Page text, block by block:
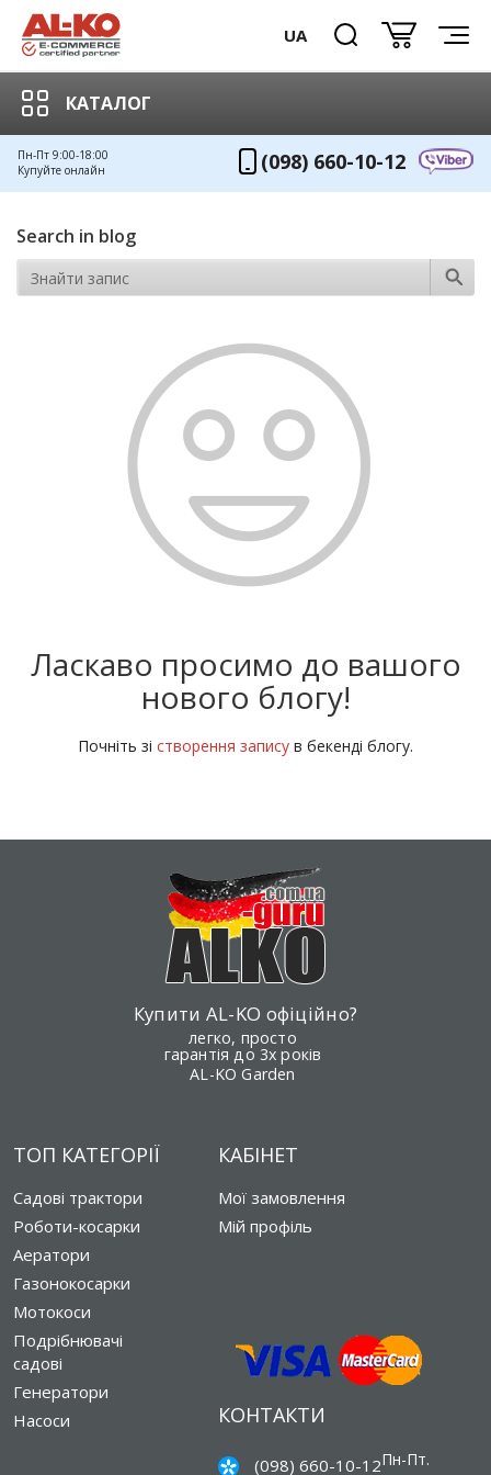
UA
КАТАЛОГ
Пн-Пт 9:00-18:00
Купуйте онлайн
(098) 660-10-12
Search in blog
Ласкаво просимо до вашого
нового блогу!
Почніть зі створення запису в бекенді блогу.
Купити AL-KO офіційно?
легко, просто
гарантія до 3х років
AL-KO Garden
ТОП КАТЕГОРІЇ
Садові трактори
Роботи-косарки
Аератори
Газонокосарки
Мотокоси
Подрібнювачі
садові
Генератори
Насоси
КАБІНЕТ
Мої замовлення
Мій профіль
КОНТАКТИ
(098) 660-10-12Пн-Пт.